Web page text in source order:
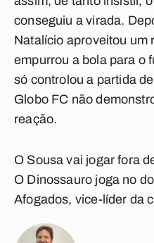
conseguiu a virada.
Natalício aproveitou um
empurrou a bola para o
só controlou a partida
Globo FC não
reação.
O Sousa vai jogar fora
O Dinossauro joga no
Afogados, vice-líder da